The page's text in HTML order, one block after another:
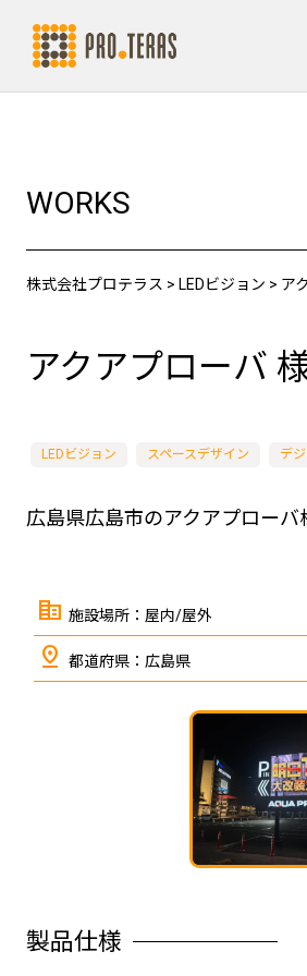
WORKS
株式会社プロテラス > LEDビジョン > ア
アクアプローバ
LEDビジョン スペースデザイン デ
広島県広島市のアクアプローバ
corporate_fare 施設場所：屋内/屋外
pin_drop 都道府県：広島県
製品仕様